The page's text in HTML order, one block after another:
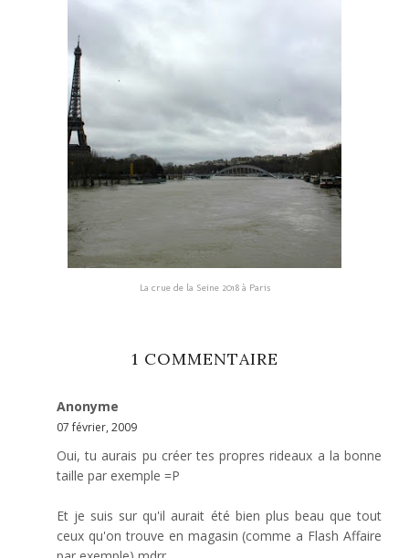
La crue de la Seine 2018 à Paris
1 COMMENTAIRE
Anonyme
07 février, 2009
Oui, tu aurais pu créer tes propres rideaux a la bonne
taille par exemple =P
Et je suis sur qu'il aurait été bien plus beau que tout
ceux qu'on trouve en magasin (comme a Flash Affaire